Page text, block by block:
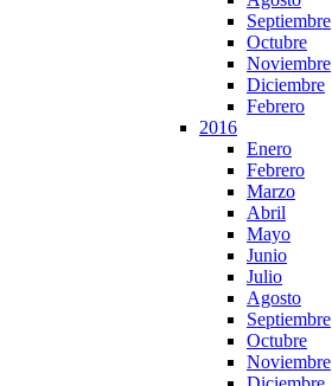
Septiembre
Octubre
Noviembre
Diciembre
Febrero
2016
Enero
Febrero
Marzo
Abril
Mayo
Junio
Julio
Agosto
Septiembre
Octubre
Noviembre